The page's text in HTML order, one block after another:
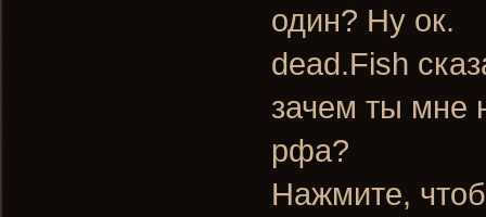
один? Ну ок.
dead.Fish
зачем ты мне
рфа?
Нажмите,